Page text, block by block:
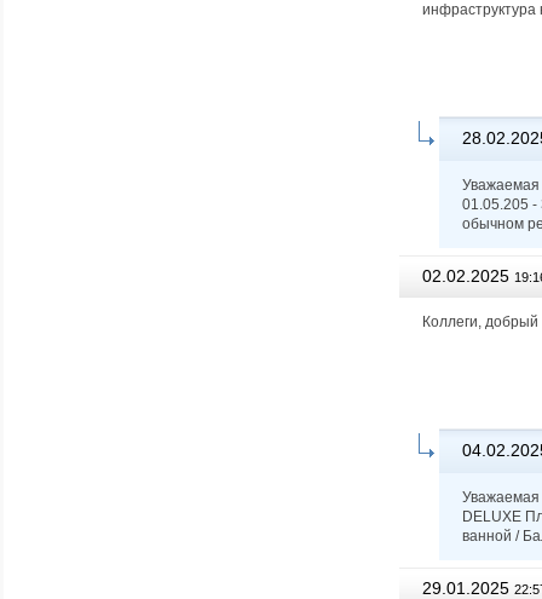
инфраструктура
Уважаемая
01.05.205 -
обычном
02.02.2025
Коллеги,
Уважаемая
DELUXE
ванной /
29.01.2025